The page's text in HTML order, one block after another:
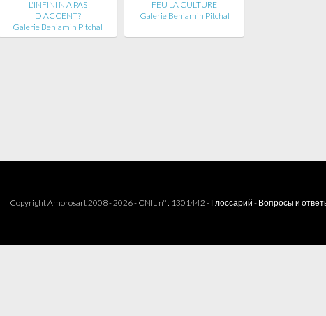
L'INFINI N'A PAS
D'ACCENT?
Galerie Benjamin Pitchal
FEU LA CULTURE
Galerie Benjamin Pitchal
Copyright Amorosart 2008 - 2026 - CNIL n° : 1301442 - Глоссарий - Вопросы и